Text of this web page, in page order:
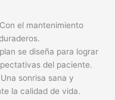
Con el mantenimiento
se diseña para lograr
del paciente.
Una sonrisa sana y
la calidad de vida.